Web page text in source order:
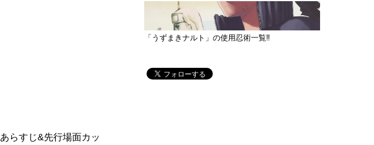
らすじ&先行場面カッ
「うずまきナルト」の使用忍術一覧‼